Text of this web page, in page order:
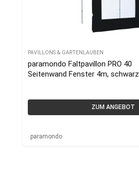
PAVILLONS & GARTENLAUBEN
paramondo Faltpavillon PRO 40
Seitenwand Fenster 4m, schwarz
ZUM ANGEBOT
paramondo